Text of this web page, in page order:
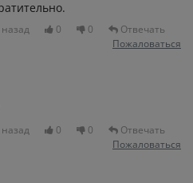
0 0
Отвечать
Пожаловаться
0 0
Отвечать
Пожаловаться